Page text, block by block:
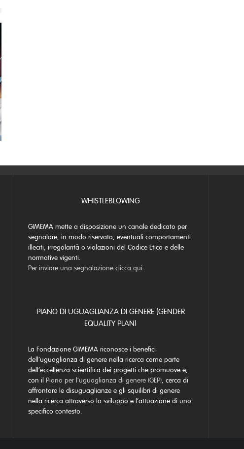
WHISTLEBLOWING
GIMEMA mette a disposizione un canale dedicato per
segnalare, in modo riservato, eventuali comportamenti
illeciti, irregolarità o violazioni del Codice Etico e delle
normative vigenti.
Per inviare una segnalazione clicca qui.
PIANO DI UGUAGLIANZA DI GENERE (GENDER
EQUALITY PLAN)
La Fondazione GIMEMA riconosce i benefici
dell’uguaglianza di genere nella ricerca come parte
dell’eccellenza scientifica dei progetti che promuove e,
con il Piano per l’uguaglianza di genere (GEP), cerca di
affrontare le disuguaglianze e gli squilibri di genere
nella ricerca attraverso lo sviluppo e l’attuazione di uno
specifico contesto.